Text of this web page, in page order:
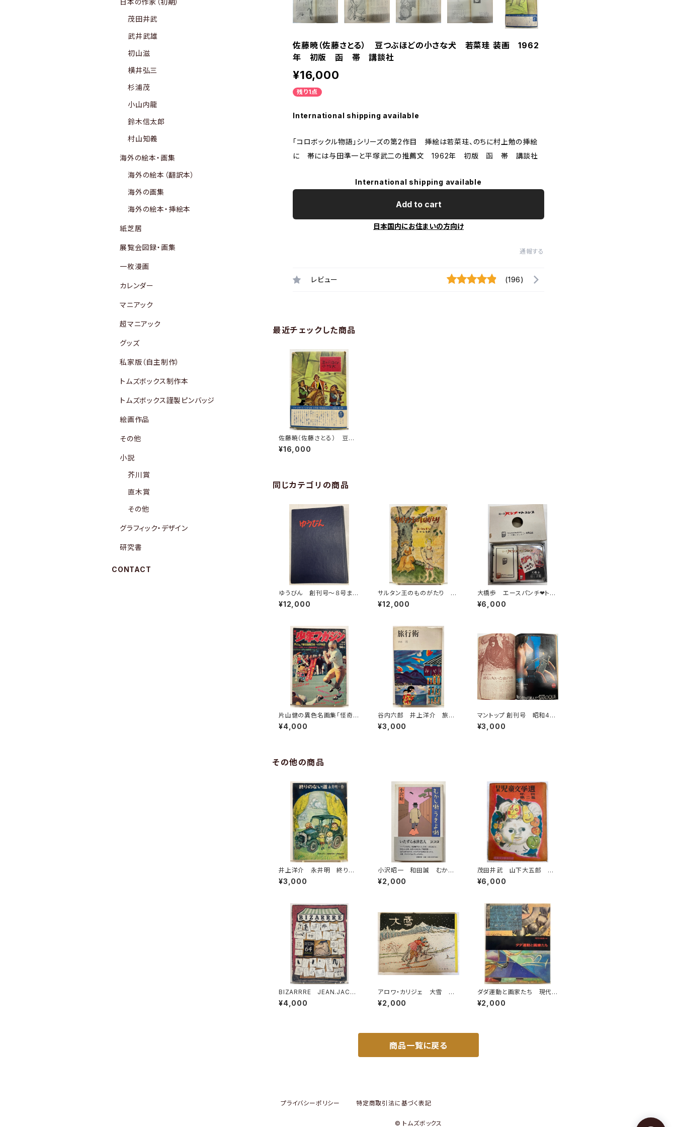
佐藤暁（佐藤さとる） 豆つぶほどの小さな犬 若菜珪 装画 1962
年 初版 函 帯 講談社
¥16,000
残り1点
International shipping available
「コロボックル物語」シリーズの第2作目 挿絵は若菜珪、のちに村上勉の挿絵
に 帯には与田準一と平塚武二の推薦文 1962年 初版 函 帯 講談社
International shipping available
Add to cart
日本国内にお住まいの方向け
通報する
レビュー (196)
最近チェックした商品
佐藤暁（佐藤さとる） 豆つ
ぶほどの小さな犬 若菜珪
装画 1962年 初版 函
¥16,000
同じカテゴリの商品
ゆうびん 創刊号〜８号ま
で 昭和25年〜26年 逓信
協会郵便文化部
¥12,000
サルタン王のものがたり 装
丁・挿絵 ブブノワ プーシュ
キン 作 黒田辰男 訳 194
¥12,000
大橋歩 エースパンチ❤︎トラ
ンプ
¥6,000
片山健の異色名画集「怪奇美
術展 世界の幽霊館」カラー
15頁 少年マガジン 昭和4
¥4,000
谷内六郎 井上洋介 旅行
術 山本偦 1963年（昭3
8） 読売新聞社
¥3,000
マントップ 創刊号 昭和45
年 鈴木康司 宮谷一彦 林静
一 赤瀬川原平など 交通タ
¥3,000
その他の商品
井上洋介 永井明 終りの
ない道 1969年 初版
函 理論社
¥3,000
小沢昭一 和田誠 むかし
噺うきよ噺 1998年 新潮
社刊
¥2,000
茂田井武 山下大五郎 脇
田和 日本児童文学選 年
刊第二集 児童文学者協会
¥6,000
BIZARRRE JEAN.JACQ
UES PAUVERT編 1964
年 BIZARRE36-37
¥4,000
アロワ・カリジェ 大雪 生
野幸吉・訳 函 1965年
岩波書店刊
¥2,000
ダダ運動と画家たち 現代
の絵画16 1973年 平凡
社
¥2,000
商品一覧に戻る
日本の作家（初期）
茂田井武
武井武雄
初山滋
横井弘三
杉浦茂
小山内龍
鈴木信太郎
村山知義
海外の絵本・画集
海外の絵本（翻訳本）
海外の画集
海外の絵本・挿絵本
紙芝居
展覧会図録・画集
一枚漫画
カレンダー
マニアック
超マニアック
グッズ
私家版（自主制作）
トムズボックス制作本
トムズボックス謹製ピンバッジ
絵画作品
その他
小説
芥川賞
直木賞
その他
グラフィック・デザイン
研究書
CONTACT
プライバシーポリシー 特定商取引法に基づく表記
© トムズボックス